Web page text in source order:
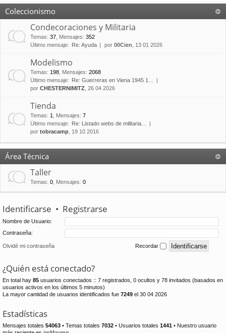
Coleccionismo
Condecoraciones y Militaria
Temas: 37 Mensajes: 352
Último mensaje:
Re: Ayuda por 00Cien , 13 01 2026
Modelismo
Temas: 198 Mensajes: 2068
Último mensaje:
Re: Guerreras en Viena 1945 1…
por CHESTERNIMITZ , 26 04 2026
Tienda
Temas: 1 Mensajes: 7
Último mensaje:
Re: Listado webs de militaria…
por tobracamp , 19 10 2016
Área Técnica
Taller
Temas: 0 Mensajes: 0
Identificarse • Registrarse
Nombre de Usuario:
Contraseña:
Olvidé mi contraseña Recordar
¿Quién está conectado?
En total hay 85 usuarios conectados :: 7 registrados, 0 ocultos y 78 invitados (basados en
usuarios activos en los últimos 5 minutos)
La mayor cantidad de usuarios identificados fue 7249 el 30 04 2026
Estadísticas
Mensajes totales 54063 • Temas totales 7032 • Usuarios totales 1441 • Nuestro usuario